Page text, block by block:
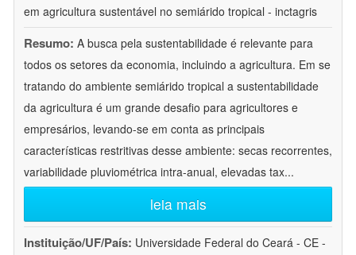
em agricultura sustentável no semiárido tropical - inctagris
Resumo: A busca pela sustentabilidade é relevante para
todos os setores da economia, incluindo a agricultura. Em se
tratando do ambiente semiárido tropical a sustentabilidade
da agricultura é um grande desafio para agricultores e
empresários, levando-se em conta as principais
características restritivas desse ambiente: secas recorrentes,
variabilidade pluviométrica intra-anual, elevadas tax...
leia mais
Instituição/UF/País: Universidade Federal do Ceará - CE -